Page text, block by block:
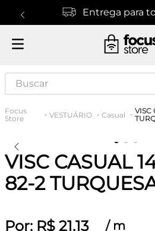
Entrega para
Buscar
VESTUÁRIO Casual
VISC
VISC CASUAL
82-2
Por: R$ 21,13 / m